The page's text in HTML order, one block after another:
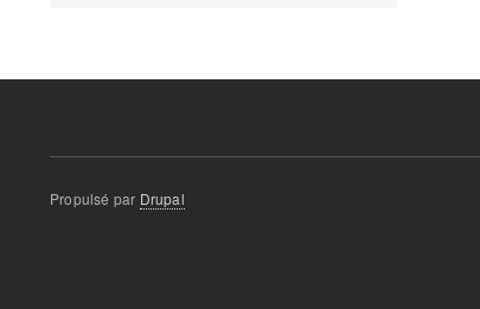
Propulsé par Drupal